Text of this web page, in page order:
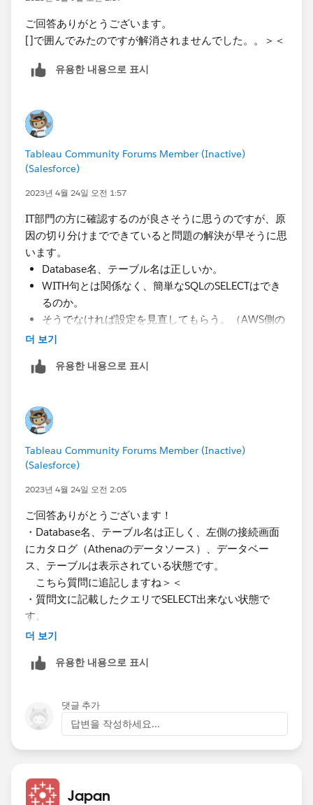
ご回答ありがとうございます。
[]で囲んでみたのですが解消されませんでした。。＞＜
유용한 내용으로 표시
Tableau Community Forums Member (Inactive)
(Salesforce)
2023년 4월 24일 오전 1:57
IT部門の方に確認するのが良さそうに思うのですが、原
因の切り分けまで​できていると問題の解決が早そうに思
います。
Database名、テーブル名は正しいか。
WITH句とは関係なく、簡単なSQLのSELECTはでき
るのか。
そうでなければ設定を見直してもらう。（AWS側の
可能性もあり？）
といったところでしょうか。​
더 보기
유용한 내용으로 표시
Tableau Community Forums Member (Inactive)
(Salesforce)
2023년 4월 24일 오전 2:05
ご回答ありがとうございます！
・Database名、テーブル名は正しく、左側の接続画面
にカタログ（Athenaのデータソース）、データベー
ス、テーブルは表示されている状態です。
こちら質問に追記しますね＞＜
​・質問文に記載したクエリでSELECT出来ない状態で
す。
最初の設定時もAWS側の修正があったので、他の回答
더 보기
유용한 내용으로 표시
댓글 추가
답변을 작성하세요...
Japan